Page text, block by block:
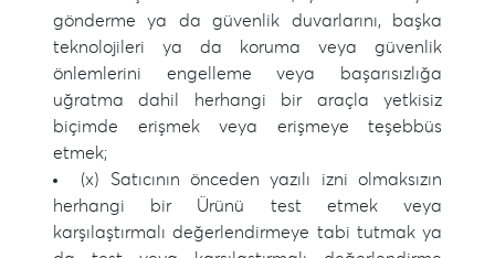
gönderme ya da güvenlik duvarlarını, başka
teknolojileri ya da koruma veya güvenlik
önlemlerini engelleme veya başarısızlığa
uğratma dahil herhangi bir araçla yetkisiz
biçimde erişmek veya erişmeye teşebbüs
etmek;
(x) Satıcının önceden yazılı izni olmaksızın
herhangi bir Ürünü test etmek veya
karşılaştırmalı değerlendirmeye tabi tutmak ya